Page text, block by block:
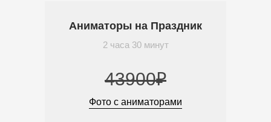
Аниматоры на Праздник
2 часа 30 минут
43900₽
Фото с аниматорами